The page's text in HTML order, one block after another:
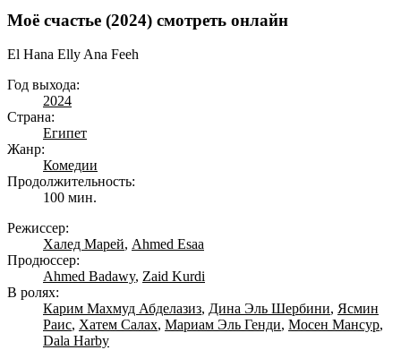
Моё счастье (2024) смотреть онлайн
El Hana Elly Ana Feeh
Год выхода:
2024
Страна:
Египет
Жанр:
Комедии
Продолжительность:
100 мин.
Режиссер:
Халед Марей, Ahmed Esaa
Продюссер:
Ahmed Badawy, Zaid Kurdi
В ролях:
Карим Махмуд Абделазиз, Дина Эль Шербини, Ясмин
Раис, Хатем Салах, Мариам Эль Генди, Мосен Мансур,
Dala Harby